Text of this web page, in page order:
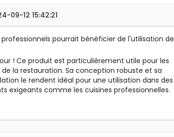
09-12 15:42:21
pourrait bénéficier de l'utilisation de
! Ce produit est particulièrement utile pour les
la restauration. Sa conception robuste et sa
le rendent idéal pour une utilisation dans des
exigeants comme les cuisines professionnelles.